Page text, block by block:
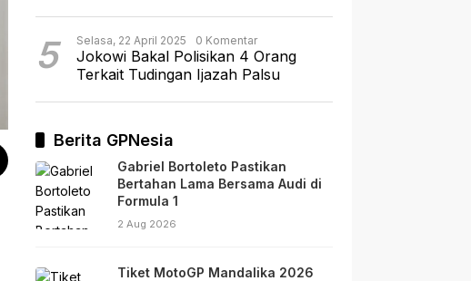
5 Selasa, 22 April 2025 0 Komentar
Jokowi Bakal Polisikan 4 Orang
Terkait Tudingan Ijazah Palsu
Berita GPNesia
Gabriel Bortoleto Pastikan
Bertahan Lama Bersama Audi di
Formula 1
2 Aug 2026
Tiket MotoGP Mandalika 2026